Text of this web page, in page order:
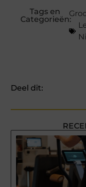
Tags en
Categorieën:
Deel dit: